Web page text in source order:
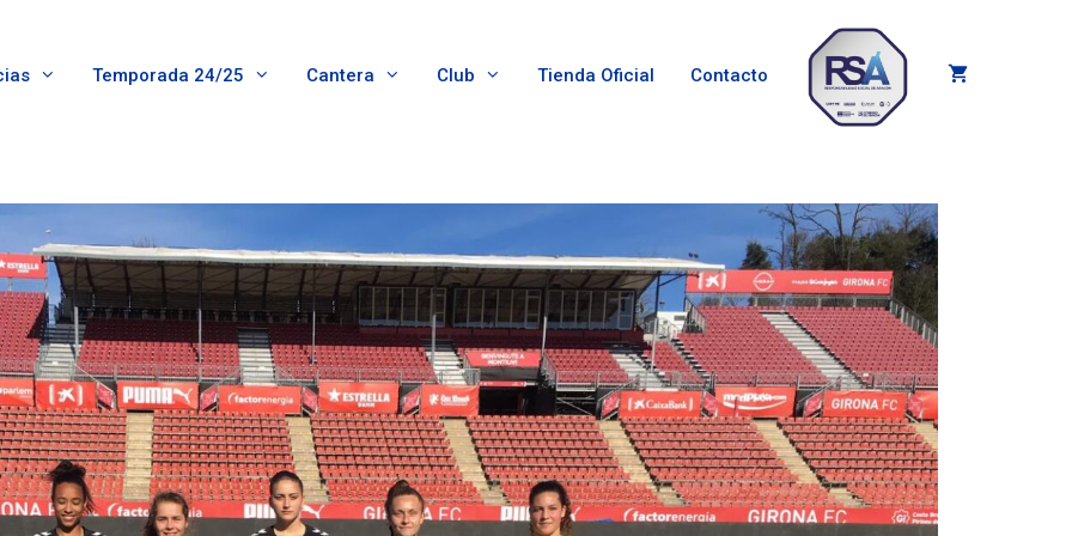
Temporada 24/25 Cantera Club Tienda Oficial Contacto